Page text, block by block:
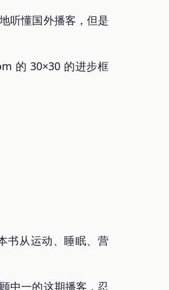
听懂国外播客，但是
的 30×30 的进步框
书从运动、睡眠、营
中一的这期播客，忍